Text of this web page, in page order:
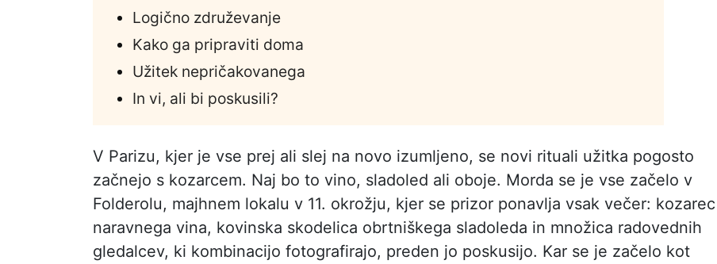
Logično združevanje
Kako ga pripraviti doma
Užitek nepričakovanega
In vi, ali bi poskusili?
V Parizu, kjer je vse prej ali slej na novo izumljeno, se novi rituali užitka pogosto
začnejo s kozarcem. Naj bo to vino, sladoled ali oboje. Morda se je vse začelo v
Folderolu, majhnem lokalu v 11. okrožju, kjer se prizor ponavlja vsak večer: kozarec
naravnega vina, kovinska skodelica obrtniškega sladoleda in množica radovednih
gledalcev, ki kombinacijo fotografirajo, preden jo poskusijo. Kar se je začelo kot